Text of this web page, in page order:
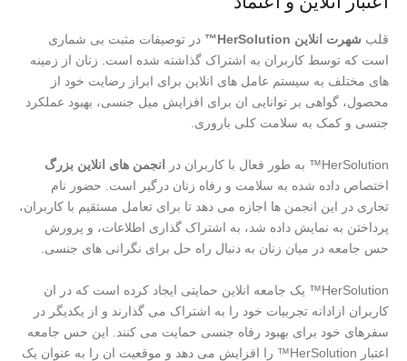
قلب شهرت انلاین HerSolution™
در توصیفات مثبت بی شماری
است که توسط کاربران به اشتراک گذاشته شده است. زنان از زمینه
های مختلف به سیستم عامل های انلاین برای ابراز رضایت خود از
محصول، گواهی بر توانایی ان برای افزایش میل جنسی، بهبود عملکرد
جنسی و کمک به سلامت کلی باروری.
HerSolution™ به طور فعال با کاربران در
انجمن های انلاین بزرگ
اختصاص داده شده به سلامت و رفاه زنان درگیر است. حضور نام
تجاری در این انجمن ها اجازه می دهد تا برای تعامل مستقیم با کاربران،
پرداختن به نمایش داده شد، به اشتراک گذاری اطلاعات، و پرورش
حس جامعه در میان زنان به دنبال راه حل برای نگرانی های جنسی.
HerSolution™ یک جامعه انلاین حمایتی ایجاد کرده است که در ان
کاربران ازادانه تجربیات خود را به اشتراک می گذارند و از یکدیگر در
سفرهای خود برای بهبود رفاه جنسی حمایت می کنند. این حس جامعه
اعتبار HerSolution™ را افزایش می دهد و موقعیت ان را به عنوان یک